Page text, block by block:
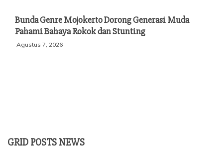
Bunda Genre Mojokerto Dorong Generasi Muda
Pahami Bahaya Rokok dan Stunting
Agustus 7, 2026
GRID POSTS NEWS